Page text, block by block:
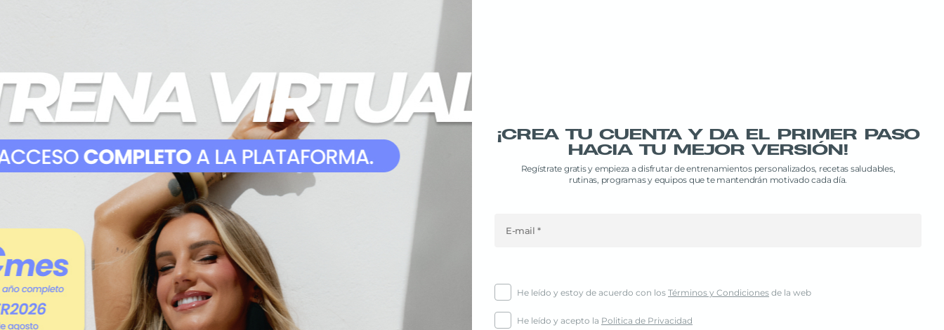
¡CREA TU CUENTA Y DA EL PRIMER PASO
HACIA TU MEJOR VERSIÓN!
Regístrate gratis y empieza a disfrutar de entrenamientos personalizados, recetas saludables,
rutinas, programas y equipos que te mantendrán motivado cada día.
He leído y estoy de acuerdo con los Términos y Condiciones de la web
He leído y acepto la Politica de Privacidad